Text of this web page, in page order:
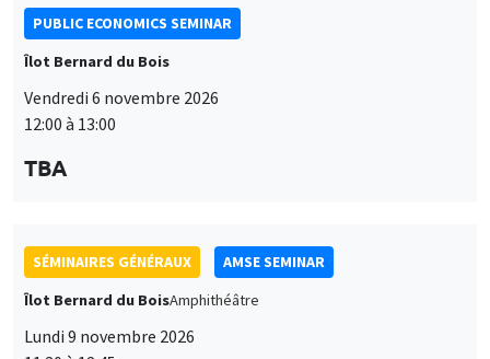
Îlot Bernard du Bois
Vendredi 6 novembre 2026
12:00 à 13:00
TBA
Îlot Bernard du BoisAmphithéâtre
Lundi 9 novembre 2026
11:30 à 12:45
des
personnelles
et
des
Ce site utilise des cookies et des services tiers pour garantir son bon
contenus multimédias. Vous êtes libre d’accepter, de refuser ou de
politique de confidentialité.
Personnaliser